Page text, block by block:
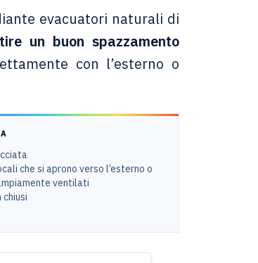
evacuatori naturali di
un buon spazzamento
con l’esterno o
che si aprono verso l’esterno o
ventilati
chiusi